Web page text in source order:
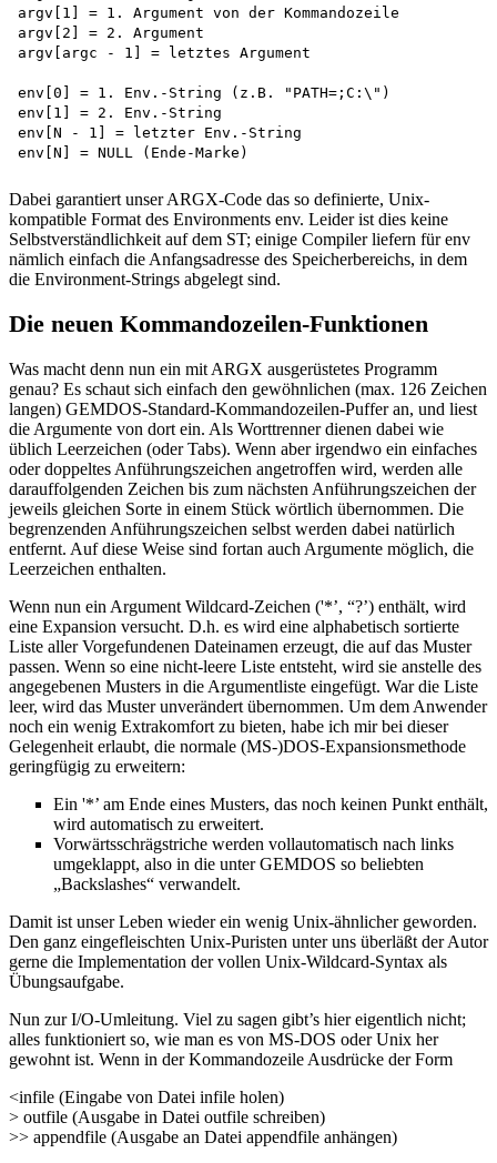
argv[1] = 1. Argument von der Kommandozeile
argv[2] = 2. Argument
argv[argc - 1] = letztes Argument
env[0] = 1. Env.-String (z.B. "PATH=;C:\")
env[1] = 2. Env.-String
env[N - 1] = letzter Env.-String
Dabei garantiert unser ARGX-Code das so definierte, Unix-
kompatible Format des Environments env. Leider ist dies keine
Selbstverständlichkeit auf dem ST; einige Compiler liefern für env
nämlich einfach die Anfangsadresse des Speicherbereichs, in dem
die Environment-Strings abgelegt sind.
Die neuen Kommandozeilen-Funktionen
Was macht denn nun ein mit ARGX ausgerüstetes Programm
genau? Es schaut sich einfach den gewöhnlichen (max. 126 Zeichen
langen) GEMDOS-Standard-Kommandozeilen-Puffer an, und liest
die Argumente von dort ein. Als Worttrenner dienen dabei wie
üblich Leerzeichen (oder Tabs). Wenn aber irgendwo ein einfaches
oder doppeltes Anführungszeichen angetroffen wird, werden alle
darauffolgenden Zeichen bis zum nächsten Anführungszeichen der
jeweils gleichen Sorte in einem Stück wörtlich übernommen. Die
begrenzenden Anführungszeichen selbst werden dabei natürlich
entfernt. Auf diese Weise sind fortan auch Argumente möglich, die
Leerzeichen enthalten.
Wenn nun ein Argument Wildcard-Zeichen ('*’, “?’) enthält, wird
eine Expansion versucht. D.h. es wird eine alphabetisch sortierte
Liste aller Vorgefundenen Dateinamen erzeugt, die auf das Muster
passen. Wenn so eine nicht-leere Liste entsteht, wird sie anstelle des
angegebenen Musters in die Argumentliste eingefügt. War die Liste
leer, wird das Muster unverändert übernommen. Um dem Anwender
noch ein wenig Extrakomfort zu bieten, habe ich mir bei dieser
Gelegenheit erlaubt, die normale (MS-)DOS-Expansionsmethode
geringfügig zu erweitern:
Ein '*’ am Ende eines Musters, das noch keinen Punkt enthält,
wird automatisch zu erweitert.
Vorwärtsschrägstriche werden vollautomatisch nach links
umgeklappt, also in die unter GEMDOS so beliebten
„Backslashes“ verwandelt.
Damit ist unser Leben wieder ein wenig Unix-ähnlicher geworden.
Den ganz eingefleischten Unix-Puristen unter uns überläßt der Autor
gerne die Implementation der vollen Unix-Wildcard-Syntax als
Übungsaufgabe.
Nun zur I/O-Umleitung. Viel zu sagen gibt’s hier eigentlich nicht;
alles funktioniert so, wie man es von MS-DOS oder Unix her
gewohnt ist. Wenn in der Kommandozeile Ausdrücke der Form
<infile (Eingabe von Datei infile holen)
> outfile (Ausgabe in Datei outfile schreiben)
>> appendfile (Ausgabe an Datei appendfile anhängen)